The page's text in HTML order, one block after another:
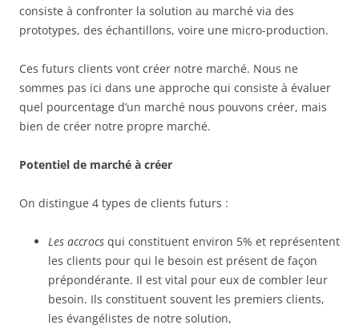
consiste à confronter la solution au marché via des
prototypes, des échantillons, voire une micro-production.
Ces futurs clients vont créer notre marché. Nous ne
sommes pas ici dans une approche qui consiste à évaluer
quel pourcentage d’un marché nous pouvons créer, mais
bien de créer notre propre marché.
Potentiel de marché à créer
On distingue 4 types de clients futurs :
Les accrocs qui constituent environ 5% et représentent
les clients pour qui le besoin est présent de façon
prépondérante. Il est vital pour eux de combler leur
besoin. Ils constituent souvent les premiers clients,
les évangélistes de notre solution,